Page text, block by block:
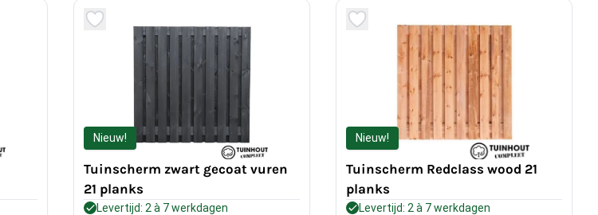
Nieuw!
Tuinscherm zwart gecoat vuren
21 planks
Levertijd: 2 à 7 werkdagen
Nieuw!
Tuinscherm Redclass wood 21
planks
Levertijd: 2 à 7 werkdagen